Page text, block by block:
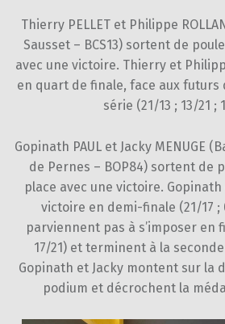
Thierry PELLET et Philippe
Sausset – BCS13) sortent de
avec une victoire. Thierry et
en quart de finale, face aux futurs
série (21/13 ; 13/21 ;
Gopinath PAUL et Jacky MENUGE
de Pernes – BOP84) sortent de
place avec une victoire. Gopinath
victoire en demi-finale (21/17 ;
parviennent pas à s’imposer en
17/21) et terminent à la
Gopinath et Jacky montent sur la
podium et décrochent la